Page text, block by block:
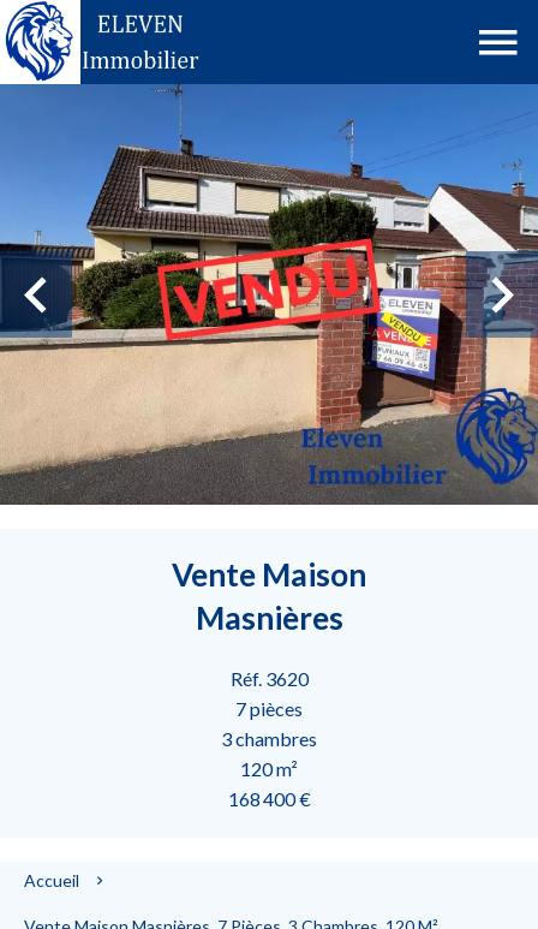
Vente Maison
Masnières
Réf. 3620
7 pièces
3 chambres
120 m²
168 400 €
Accueil